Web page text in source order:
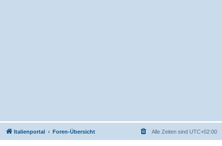
Italienportal Foren-Übersicht Alle Zeiten sind UTC+02:00